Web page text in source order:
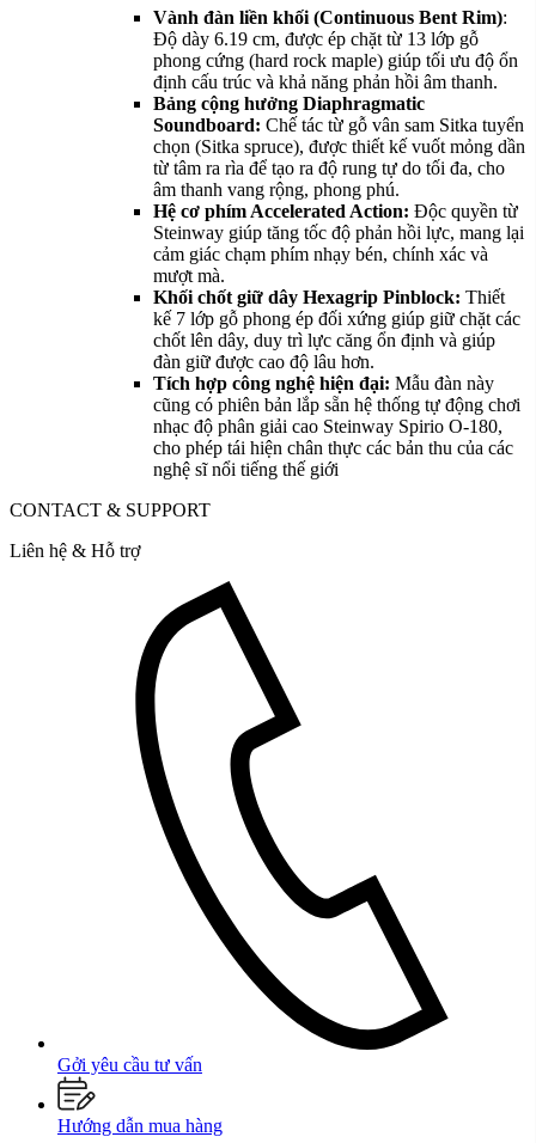
Vành đàn liền khối (Continuous Bent Rim):
Độ dày 6.19 cm, được ép chặt từ 13 lớp gỗ
phong cứng (hard rock maple) giúp tối ưu độ ổn
định cấu trúc và khả năng phản hồi âm thanh.
Bảng cộng hưởng Diaphragmatic
Soundboard: Chế tác từ gỗ vân sam Sitka tuyển
chọn (Sitka spruce), được thiết kế vuốt mỏng dần
từ tâm ra rìa để tạo ra độ rung tự do tối đa, cho
âm thanh vang rộng, phong phú.
Hệ cơ phím Accelerated Action: Độc quyền từ
Steinway giúp tăng tốc độ phản hồi lực, mang lại
cảm giác chạm phím nhạy bén, chính xác và
mượt mà.
Khối chốt giữ dây Hexagrip Pinblock: Thiết
kế 7 lớp gỗ phong ép đối xứng giúp giữ chặt các
chốt lên dây, duy trì lực căng ổn định và giúp
đàn giữ được cao độ lâu hơn.
Tích hợp công nghệ hiện đại: Mẫu đàn này
cũng có phiên bản lắp sẵn hệ thống tự động chơi
nhạc độ phân giải cao Steinway Spirio O-180,
cho phép tái hiện chân thực các bản thu của các
nghệ sĩ nổi tiếng thế giới
CONTACT & SUPPORT
Liên hệ & Hỗ trợ
Gởi yêu cầu tư vấn
Hướng dẫn mua hàng